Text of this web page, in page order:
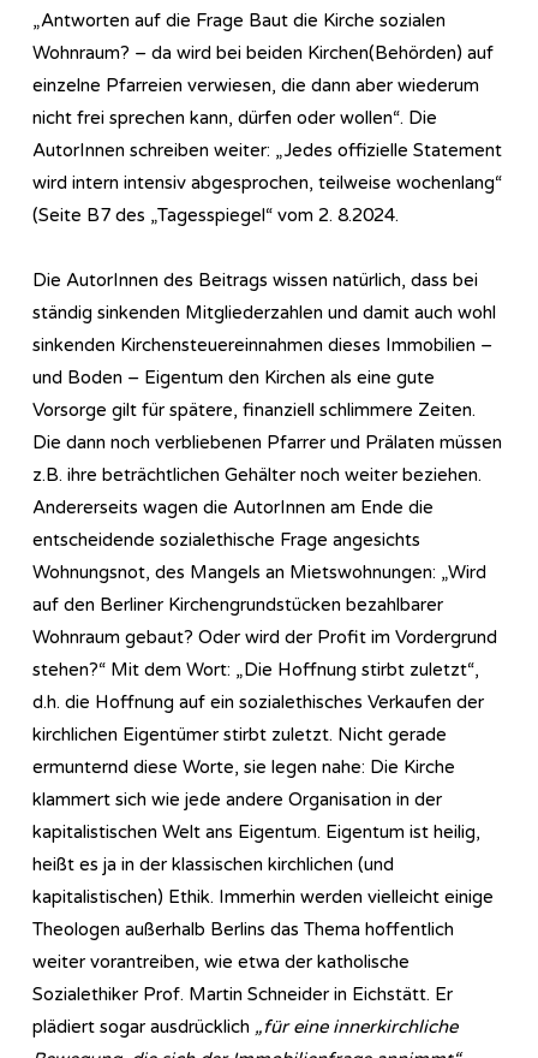
„Antworten auf die Frage Baut die Kirche sozialen
Wohnraum? – da wird bei beiden Kirchen(Behörden) auf
einzelne Pfarreien verwiesen, die dann aber wiederum
nicht frei sprechen kann, dürfen oder wollen“. Die
AutorInnen schreiben weiter: „Jedes offizielle Statement
wird intern intensiv abgesprochen, teilweise wochenlang“
(Seite B7 des „Tagesspiegel“ vom 2. 8.2024.
Die AutorInnen des Beitrags wissen natürlich, dass bei
ständig sinkenden Mitgliederzahlen und damit auch wohl
sinkenden Kirchensteuereinnahmen dieses Immobilien –
und Boden – Eigentum den Kirchen als eine gute
Vorsorge gilt für spätere, finanziell schlimmere Zeiten.
Die dann noch verbliebenen Pfarrer und Prälaten müssen
z.B. ihre beträchtlichen Gehälter noch weiter beziehen.
Andererseits wagen die AutorInnen am Ende die
entscheidende sozialethische Frage angesichts
Wohnungsnot, des Mangels an Mietswohnungen: „Wird
auf den Berliner Kirchengrundstücken bezahlbarer
Wohnraum gebaut? Oder wird der Profit im Vordergrund
stehen?“ Mit dem Wort: „Die Hoffnung stirbt zuletzt“,
d.h. die Hoffnung auf ein sozialethisches Verkaufen der
kirchlichen Eigentümer stirbt zuletzt. Nicht gerade
ermunternd diese Worte, sie legen nahe: Die Kirche
klammert sich wie jede andere Organisation in der
kapitalistischen Welt ans Eigentum. Eigentum ist heilig,
heißt es ja in der klassischen kirchlichen (und
kapitalistischen) Ethik. Immerhin werden vielleicht einige
Theologen außerhalb Berlins das Thema hoffentlich
weiter vorantreiben, wie etwa der katholische
Sozialethiker Prof. Martin Schneider in Eichstätt. Er
plädiert sogar ausdrücklich „für eine innerkirchliche